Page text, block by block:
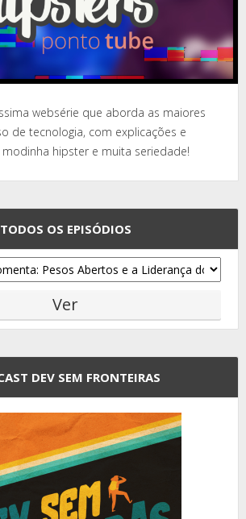
websérie que aborda as maiores
de tecnologia, com explicações e
hipster e muita seriedade!
TODOS OS EPISÓDIOS
DEV SEM FRONTEIRAS